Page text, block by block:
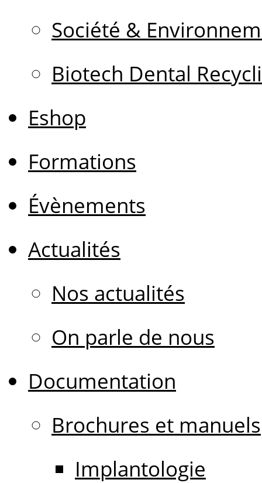
Société &
Biotech Dental
Eshop
Formations
Évènements
Actualités
Nos actualités
On parle de nous
Documentation
Brochures et manuels
Implantologie